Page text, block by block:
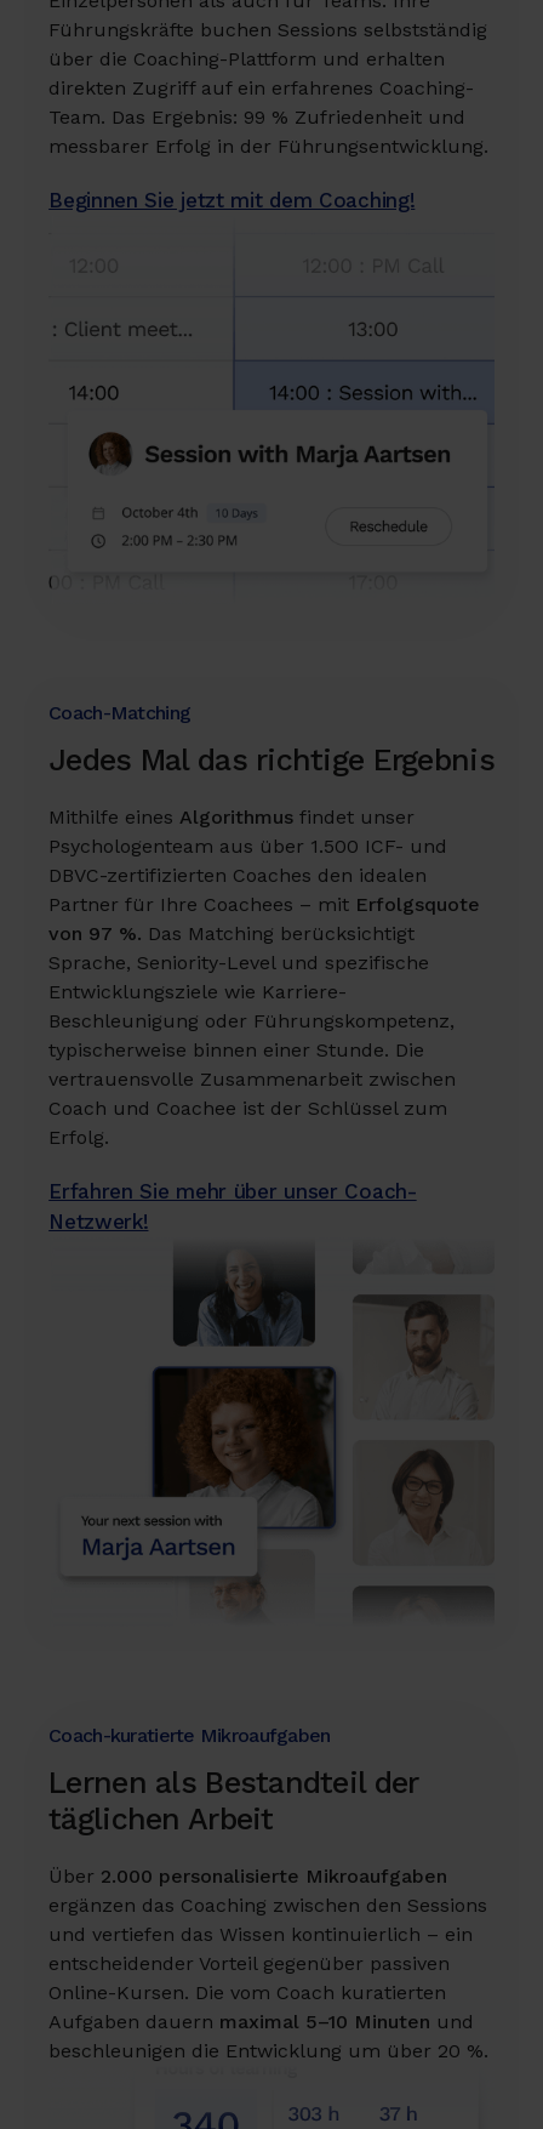
Führungskräfte buchen Sessions selbstständig
über die Coaching-Plattform und erhalten
direkten Zugriff auf ein erfahrenes Coaching-
Team. Das Ergebnis: 99 % Zufriedenheit und
messbarer Erfolg in der Führungsentwicklung.
Beginnen Sie jetzt mit dem Coaching!
Coach-Matching
Jedes Mal das richtige Ergebnis
Mithilfe einesAlgorithmus findet unser
Psychologenteam aus über 1.500 ICF- und
DBVC-zertifizierten Coaches den idealen
Partner für Ihre Coachees – mit Erfolgsquote
von 97 %. Das Matching berücksichtigt
Sprache, Seniority-Level und spezifische
Entwicklungsziele wie Karriere-
Beschleunigung oder Führungskompetenz,
typischerweise binnen einer Stunde. Die
vertrauensvolle Zusammenarbeit zwischen
Coach und Coachee ist der Schlüssel zum
Erfolg.
Erfahren Sie mehr über unser Coach-
Netzwerk!
Coach-kuratierte Mikroaufgaben
Lernen als Bestandteil der
täglichen Arbeit
Über 2.000 personalisierte Mikroaufgaben
ergänzen das Coaching zwischen den Sessions
und vertiefen das Wissen kontinuierlich – ein
entscheidender Vorteil gegenüber passiven
Online-Kursen. Die vom Coach kuratierten
Aufgaben dauern maximal 5–10 Minuten und
beschleunigen die Entwicklung um über 20 %.